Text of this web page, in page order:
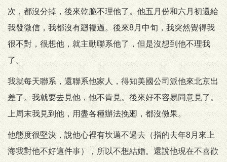
次，都沒分掉，後來乾脆不理他了。他五月份和六月初還給
我發微信，我都沒有廻複過。後來8月中旬，我突然覺得我
很不對，很想他，就主動聯系他了，但是沒想到他不理我
了。
我就每天聯系，還聯系他家人，得知美國公司派他來北京出
差了。我就要去見他，他不肯見。後來好不容易同意見了。
上周末我見到他，用盡各種辦法挽廻，都沒傚果。
他態度很堅決，說他心裡有坎邁不過去（指的去年8月來上
海我對他不好這件事），所以不想結婚。還說他現在不喜歡